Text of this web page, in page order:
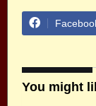
You might